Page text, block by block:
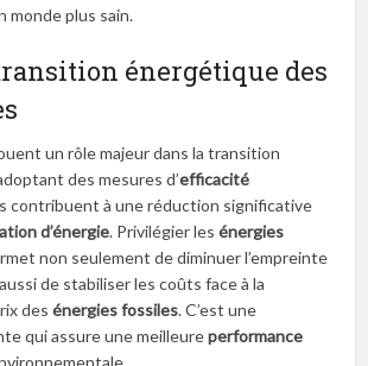
plus sain.
énergétique des
un rôle majeur dans la transition
des mesures d’efficacité
contribuent à une réduction significative
d’énergie. Privilégier lesénergies
non seulement de diminuer l’empreinte
de stabiliser les coûts face à la
desénergies fossiles. C’est une
qui assure une meilleureperformance